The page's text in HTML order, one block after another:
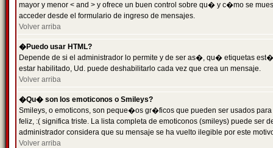
mayor y menor < and > y ofrece un buen control sobre qu� y c�mo se
acceder desde el formulario de ingreso de mensajes.
Volver arriba
�Puedo usar HTML?
Depende de si el administrador lo permite y de ser as�, qu� etiquetas
estar habilitado, Ud. puede deshabilitarlo cada vez que crea un mensaje.
Volver arriba
�Qu� son los emoticonos o Smileys?
Smileys, o emoticons, son peque�os gr�ficos que pueden ser usados
feliz, :( significa triste. La lista completa de emoticonos (smileys) puede
administrador considera que su mensaje se ha vuelto ilegible por este
Volver arriba